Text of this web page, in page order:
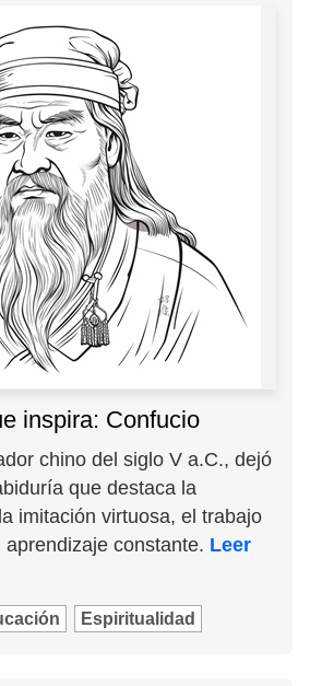
inspira: Confucio
chino del siglo V a.C., dejó
que destaca la
imitación virtuosa, el trabajo
constante. Leer
Espiritualidad